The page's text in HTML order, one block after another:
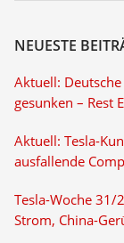
NEUESTE
Aktuell:
gesunken – Rest
Aktuell: Tesla-
ausfallende
Tesla-Woche 31/
Strom, China-